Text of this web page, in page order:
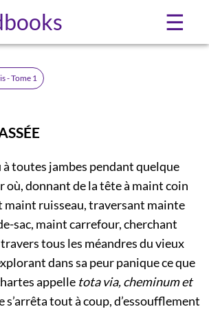
☰
- Tome 1
toutes jambes pendant quelque
où, donnant de la tête à maint coin
maint ruisseau, traversant mainte
sac, maint carrefour, cherchant
tous les méandres du vieux
dans sa peur panique ce que
appelle tota via, cheminum et
s’arrêta tout à coup, d’essoufflement